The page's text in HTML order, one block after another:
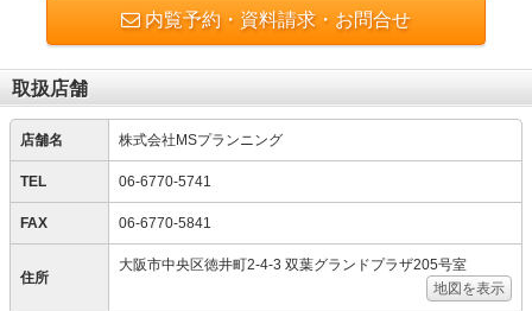
内覧予約・資料請求・お問合せ
取扱店舗
店舗名 株式会社MSプランニング
TEL 06-6770-5741
FAX 06-6770-5841
住所
大阪市中央区徳井町2-4-3 双葉グランドプラザ205号室
地図を表示